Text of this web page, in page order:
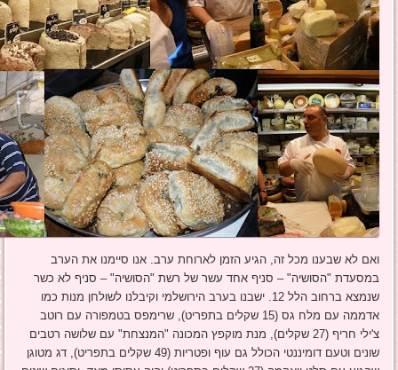
ואם לא שבענו מכל זה, הגיע הזמן לארוחת ערב. אנו סיימנו את הערב
במסעדת "הסושיה" – סניף אחד עשר של רשת "הסושיה" – סניף לא כשר
שנמצא ברחוב הלל 12. ישבנו בערב הירושלמי וקיבלנו לשולחן מנות כמו
אדממה עם מלח גס (15 שקלים בתפריט), שרימפס בטמפורה עם רוטב
צ'ילי חריף (27 שקלים), מנת מוקפץ המכונה "המנצחת" עם שלושה רטבים
שונים וטעם דומיננטי הכולל גם עוף ופטריות (49 שקלים בתפריט), דג מטוגן